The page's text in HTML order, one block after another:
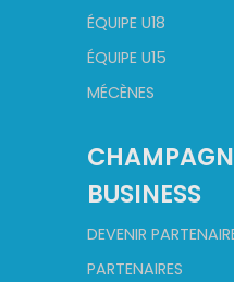
ÉQUIPE U18
ÉQUIPE U15
MÉCÈNES
BUSINESS
DEVENIR
PARTENAIRES